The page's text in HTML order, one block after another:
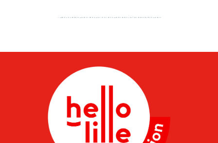
Plaatsen die u niet mag missen